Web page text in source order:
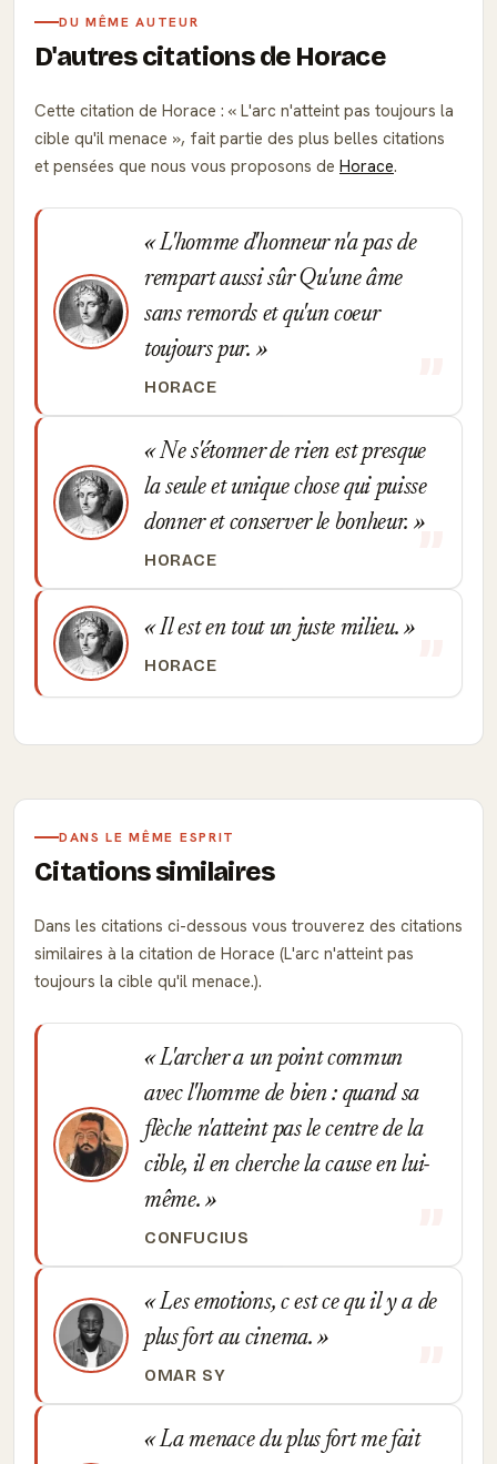
DU MÊME AUTEUR
D'autres citations de Horace
Cette citation de Horace :
L'arc n'atteint pas toujours la
cible qu'il menace
, fait partie des plus belles citations
et pensées que nous vous proposons de Horace.
L'homme d'honneur n'a pas de
rempart aussi sûr Qu'une âme
sans remords et qu'un coeur
toujours pur.
HORACE
Ne s'étonner de rien est presque
la seule et unique chose qui puisse
donner et conserver le bonheur.
HORACE
Il est en tout un juste milieu.
HORACE
DANS LE MÊME ESPRIT
Citations similaires
Dans les citations ci-dessous vous trouverez des citations
similaires à la citation de Horace (L'arc n'atteint pas
toujours la cible qu'il menace.).
L'archer a un point commun
avec l'homme de bien : quand sa
flèche n'atteint pas le centre de la
cible, il en cherche la cause en lui-
même.
CONFUCIUS
Les emotions, c est ce qu il y a de
plus fort au cinema.
OMAR SY
La menace du plus fort me fait